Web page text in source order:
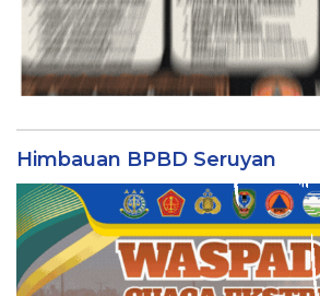
Himbauan BPBD Seruyan